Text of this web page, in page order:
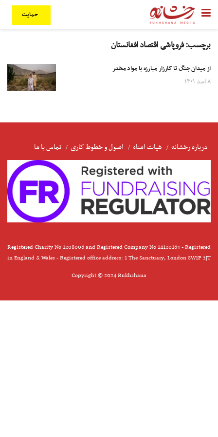
حمایت
برچسب:فروپاشی اقتصاد افغانستان
از میدان جنگ تا کارزار مبارزه با مواد مخدر
۸ اسد ۱۴۰۱
درباره رخشانه هیات امناء اصول و خطوط کاری تماس با ما
Registered Charity No 1208006 and Registered Company No 14120163 - Registered
in England & Wales - Registered office address: 1 The Sanctuary, London SW1P 3JT
Copyright © 2024 Rukhshana